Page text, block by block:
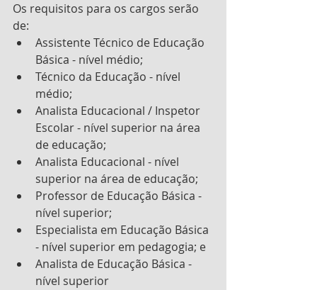
Os requisitos para os cargos serão
de:
Assistente Técnico de Educação
Básica - nível médio;
Técnico da Educação - nível
médio;
Analista Educacional / Inspetor
Escolar - nível superior na área
de educação;
Analista Educacional - nível
superior na área de educação;
Professor de Educação Básica -
nível superior;
Especialista em Educação Básica
- nível superior em pedagogia; e
Analista de Educação Básica -
nível superior